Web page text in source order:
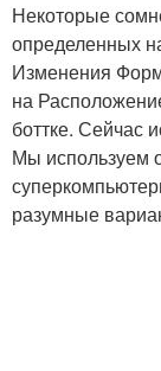
Некоторые
определенных
Изменения
на
боттке. Сейчас
Мы используем
разумные